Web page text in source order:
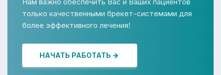
только качественными брекет-системами для
более эффективного лечения!
НАЧАТЬ РАБОТАТЬ